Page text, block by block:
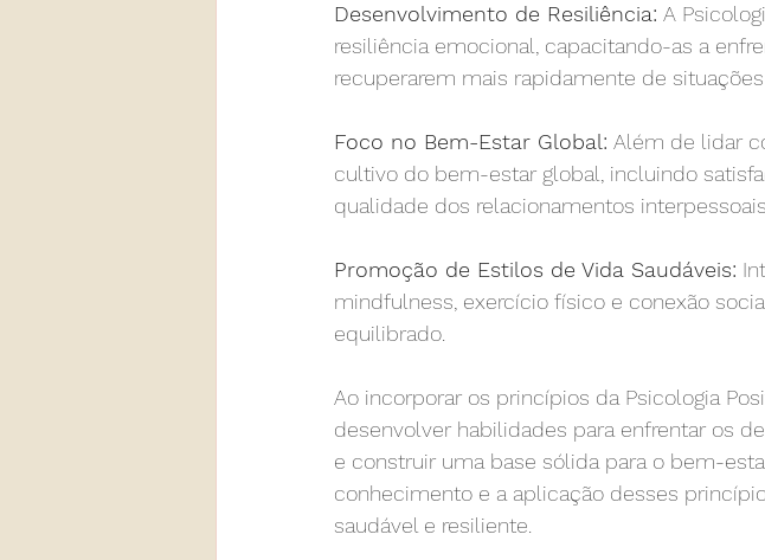
Desenvolvimento de Resiliência: A
resiliência emocional, capacitando-as a
recuperarem mais rapidamente de
Foco no Bem-Estar Global: Além de lidar
cultivo do bem-estar global, incluindo
qualidade dos relacionamentos
Promoção de Estilos de Vida Saudáveis:
mindfulness, exercício físico e conexão
equilibrado.
Ao incorporar os princípios da Psicologia
desenvolver habilidades para enfrentar os
e construir uma base sólida para o bem-
conhecimento e a aplicação desses
saudável e resiliente.